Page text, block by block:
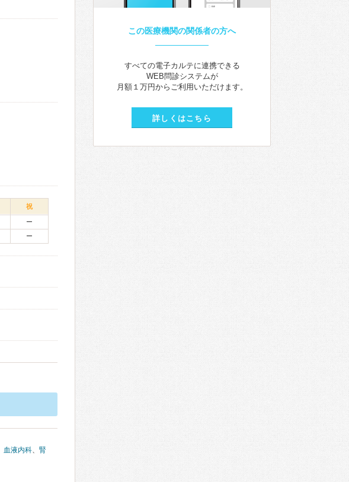
祝
ー
ー
血液内科、 腎
この医療機関の関係者の方へ
すべての電子カルテに連携できる
WEB問診システムが
月額１万円からご利用いただけます。
詳しくはこちら